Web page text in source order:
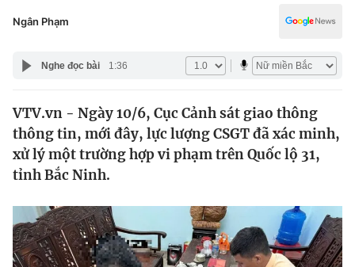
Thế giới
Tin tức
Thế giới đó đây
Câu chuyện quốc tế
Tài chính
Thị trường
Dữ liệu và đời sống
Đời sống
Giáo dục
Ngân Phạm
Nghe đọc bài 1:36
VTV.vn - Ngày 10/6, Cục Cảnh sát giao thông
thông tin, mới đây, lực lượng CSGT đã xác minh,
xử lý một trường hợp vi phạm trên Quốc lộ 31,
tỉnh Bắc Ninh.